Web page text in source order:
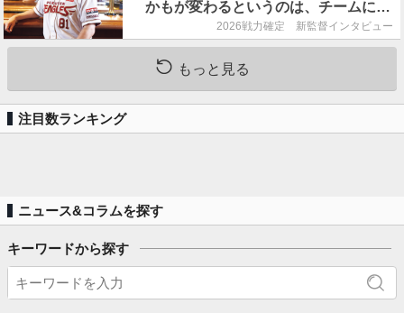
かもが変わるというのは、チームにと
って良くないことなんです」
2026戦力確定 新監督インタビュー
もっと見る
注目数ランキング
ニュース&コラムを探す
キーワードから探す